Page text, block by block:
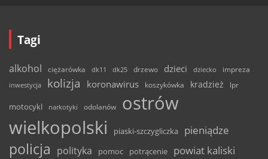
Tagi
alkohol ciężarówka dk11 dk25 drzewo dzieci dziecko
impreza
inwestycja
kolizja koronawirus koszykówka kradzież lpr
motocykl narkotyki odolanów
ostrów
wielkopolski
piaski-szczygliczka pieniądze
policja polityka pomoc potrącenie powiat kaliski